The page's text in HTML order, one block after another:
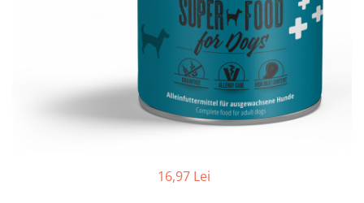
HRANA USCATA
16,97 Lei